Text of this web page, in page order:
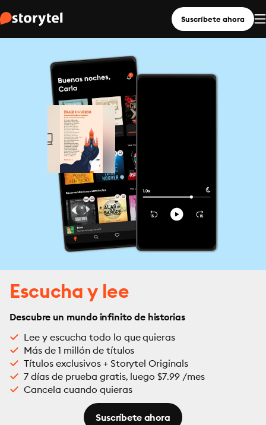
Suscríbete ahora
Escucha y lee
Descubre un mundo infinito de historias
Lee y escucha todo lo que quieras
Más de 1 millón de títulos
Títulos exclusivos + Storytel Originals
7 días de prueba gratis, luego $7.99 /mes
Cancela cuando quieras
Suscríbete ahora